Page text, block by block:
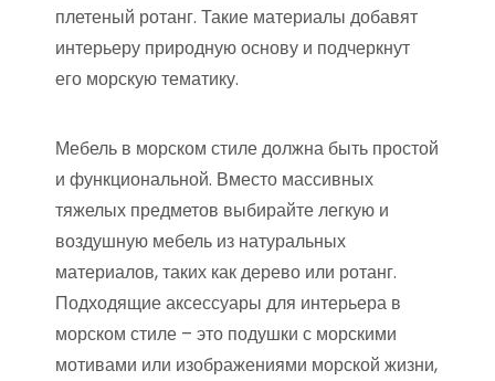
плетеный ротанг. Такие материалы добавят
интерьеру природную основу и подчеркнут
его морскую тематику.
Мебель в морском стиле должна быть простой
и функциональной. Вместо массивных
тяжелых предметов выбирайте легкую и
воздушную мебель из натуральных
материалов, таких как дерево или ротанг.
Подходящие аксессуары для интерьера в
морском стиле – это подушки с морскими
мотивами или изображениями морской жизни,